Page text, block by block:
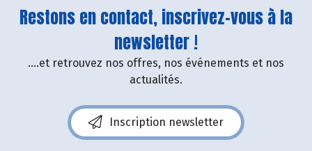
Restons en contact, inscrivez-vous à la
newsletter !
....et retrouvez nos offres, nos événements et nos
actualités.
Inscription newsletter